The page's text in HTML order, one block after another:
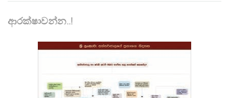
ආරක්ෂාවන්න..!